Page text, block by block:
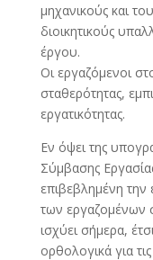
μηχανικούς και
διοικητικούς
έργου.
Οι εργαζόμενοι
σταθερότητας,
εργατικότητας.
Εν όψει της
Σύμβασης
επιβεβλημένη
των
ισχύει σήμερα,
ορθολογικά για